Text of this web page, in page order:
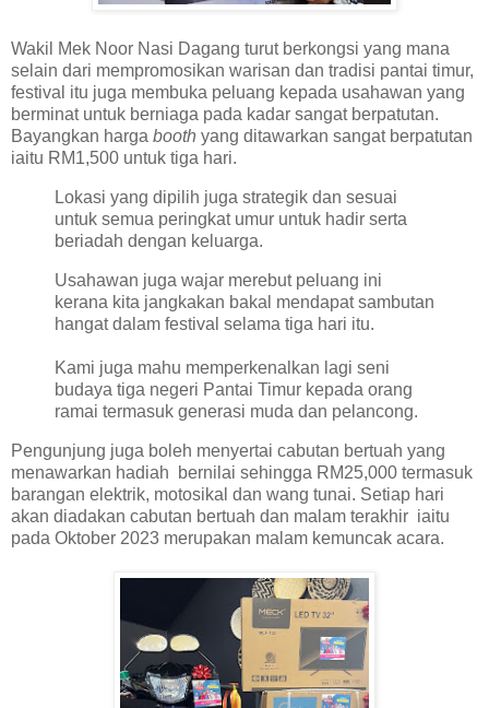
Wakil Mek Noor Nasi Dagang turut berkongsi yang mana
selain dari mempromosikan warisan dan tradisi pantai timur,
festival itu juga membuka peluang kepada usahawan yang
berminat untuk berniaga pada kadar sangat berpatutan.
Bayangkan harga booth yang ditawarkan sangat berpatutan
iaitu RM1,500 untuk tiga hari.
Lokasi yang dipilih juga strategik dan sesuai
untuk semua peringkat umur untuk hadir serta
beriadah dengan keluarga.
Usahawan juga wajar merebut peluang ini
kerana kita jangkakan bakal mendapat sambutan
hangat dalam festival selama tiga hari itu.
Kami juga mahu memperkenalkan lagi seni
budaya tiga negeri Pantai Timur kepada orang
ramai termasuk generasi muda dan pelancong.
Pengunjung juga boleh menyertai cabutan bertuah yang
menawarkan hadiah bernilai sehingga RM25,000 termasuk
barangan elektrik, motosikal dan wang tunai. Setiap hari
akan diadakan cabutan bertuah dan malam terakhir iaitu
pada Oktober 2023 merupakan malam kemuncak acara.